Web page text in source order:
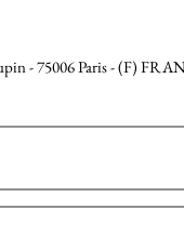
- 75006 Paris - (F)